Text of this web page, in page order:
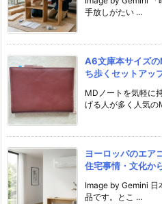
手放しがたい ...
A6文庫本サイズ
ち歩くセットアッ
MDノートを気軽に
げる人が多く人気の
ヨーロッパのエア
住宅事情・文化か
Image by Gemini 日
品です。とこ ...